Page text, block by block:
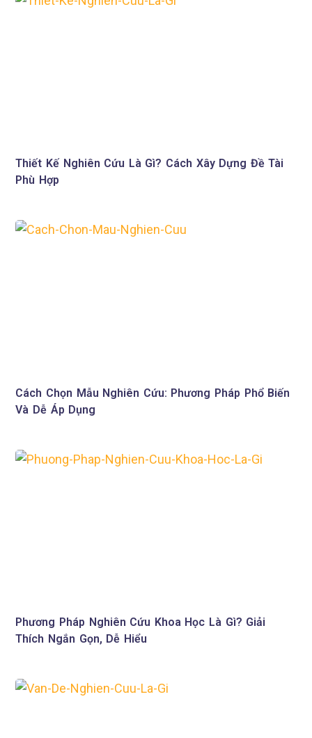
Thiết Kế Nghiên Cứu Là Gì? Cách Xây Dựng Đề Tài
Phù Hợp
Cách Chọn Mẫu Nghiên Cứu: Phương Pháp Phổ Biến
Và Dễ Áp Dụng
Phương Pháp Nghiên Cứu Khoa Học Là Gì? Giải
Thích Ngắn Gọn, Dễ Hiểu